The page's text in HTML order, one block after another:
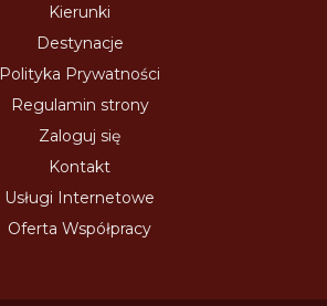
Kierunki
Destynacje
Polityka Prywatności
Regulamin strony
Zaloguj się
Kontakt
Usługi Internetowe
Oferta Współpracy